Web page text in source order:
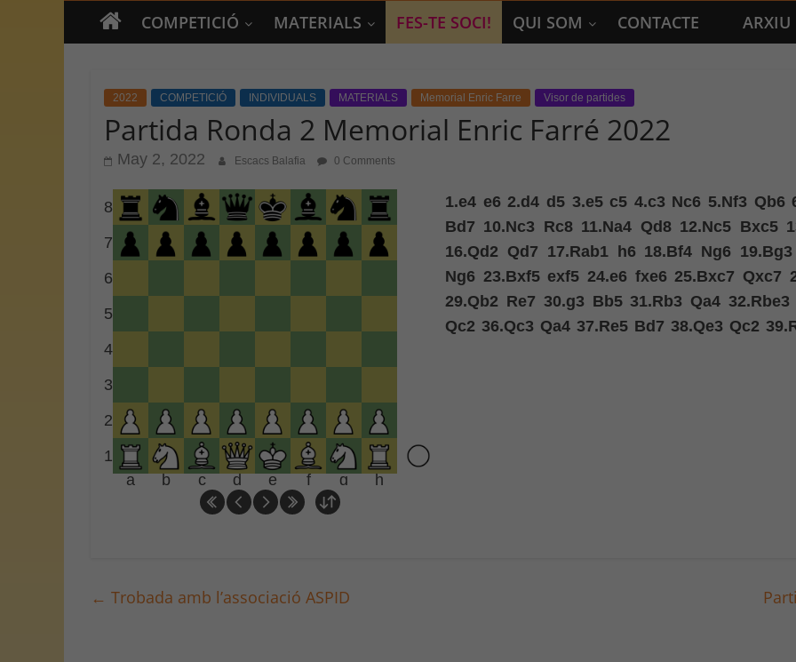
COMPETICIÓ MATERIALS FES-TE SOCI! QUI SOM CONTACTE ARXIU
2022 COMPETICIÓ INDIVIDUALS MATERIALS Memorial Enric Farre Visor de partides
Partida Ronda 2 Memorial Enric Farré 2022
May 2, 2022 Escacs Balafia 0 Comments
1
2
3
4
5
6
7
8
a b c d e f g h
1.e4 e6 2.d4 d5 3.e5 c5 4.c3 Nc6 5.Nf3 Qb6
Bd7 10.Nc3 Rc8 11.Na4 Qd8 12.Nc5 Bxc5
16.Qd2 Qd7 17.Rab1 h6 18.Bf4 Ng6 19.Bg3
Ng6 23.Bxf5 exf5 24.e6 fxe6 25.Bxc7 Qxc7
29.Qb2 Re7 30.g3 Bb5 31.Rb3 Qa4 32.Rbe3
Qc2 36.Qc3 Qa4 37.Re5 Bd7 38.Qe3 Qc2 39.
← Trobada amb l’associació ASPID